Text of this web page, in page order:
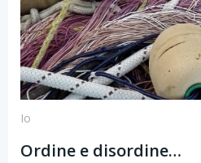
Io
Ordine e disordine…